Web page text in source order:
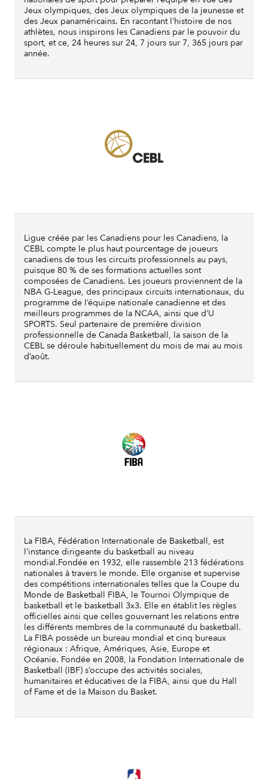
Jeux olympiques, des Jeux olympiques de la jeunesse et
des Jeux panaméricains. En racontant l’histoire de nos
athlètes, nous inspirons les Canadiens par le pouvoir du
sport, et ce, 24 heures sur 24, 7 jours sur 7, 365 jours par
année.
Ligue créée par les Canadiens pour les Canadiens, la
CEBL compte le plus haut pourcentage de joueurs
canadiens de tous les circuits professionnels au pays,
puisque 80 % de ses formations actuelles sont
composées de Canadiens. Les joueurs proviennent de la
NBA G-League, des principaux circuits internationaux, du
programme de l’équipe nationale canadienne et des
meilleurs programmes de la NCAA, ainsi que d’U
SPORTS. Seul partenaire de première division
professionnelle de Canada Basketball, la saison de la
CEBL se déroule habituellement du mois de mai au mois
d’août.
La FIBA, Fédération Internationale de Basketball, est
l’instance dirigeante du basketball au niveau
mondial.Fondée en 1932, elle rassemble 213 fédérations
nationales à travers le monde. Elle organise et supervise
des compétitions internationales telles que la Coupe du
Monde de Basketball FIBA, le Tournoi Olympique de
basketball et le basketball 3x3. Elle en établit les règles
officielles ainsi que celles gouvernant les relations entre
les différents membres de la communauté du basketball.
La FIBA possède un bureau mondial et cinq bureaux
régionaux : Afrique, Amériques, Asie, Europe et
Océanie. Fondée en 2008, la Fondation Internationale de
Basketball (IBF) s’occupe des activités sociales,
humanitaires et éducatives de la FIBA, ainsi que du Hall
of Fame et de la Maison du Basket.